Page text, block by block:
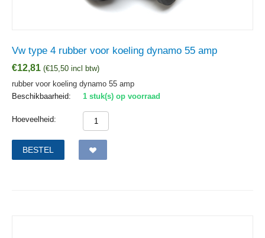
Vw type 4 rubber voor koeling dynamo 55 amp
€12,81 (€15,50 incl btw)
rubber voor koeling dynamo 55 amp
Beschikbaarheid:
1 stuk(s) op voorraad
Hoeveelheid:
BESTEL